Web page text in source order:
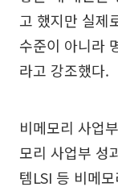
고 했지만 실제
수준이 아니라
라고 강조했다.
비메모리 사업
모리 사업부 성
템LSI 등 비메